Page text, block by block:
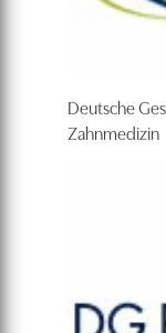
Deutsche
Zahnmedizin